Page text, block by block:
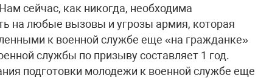
сейчас, как никогда, необходима
на любые вызовы и угрозы армия, которая
к военной службе еще «на гражданке»
службы по призыву составляет 1 год.
подготовки молодежи к военной службе еще